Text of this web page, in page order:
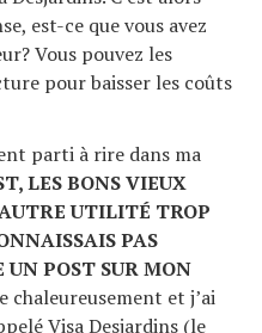
est-ce que vous avez
Vous pouvez les
pour baisser les coûts
parti à rire dans ma
LES BONS VIEUX
UTILITÉ TROP
PAS
UN POST SUR MON
chaleureusement et j’ai
Visa Desjardins (le